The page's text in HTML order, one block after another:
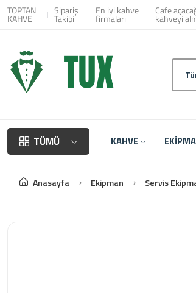
Toptan Kahve
TOPTAN
KAHVE
Sipariş
Takibi
En iyi kahve
firmaları
Cafe
kahveyi
TÜMÜ KAHVE
Anasayfa Ekipman Servis